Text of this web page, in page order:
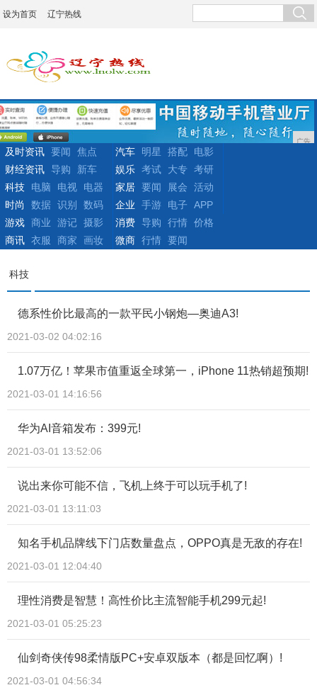
设为首页 辽宁热线
广告
及时资讯 要闻
焦点
财经资讯 导购 新车
汽车 明星 搭配
电影
娱乐 考试 大专 考研
科技
电脑 电视
电器
时尚
数据 识别 数码
家居 要闻 展会
活动
企业
手游 电子
APP
游戏 商业 游记 摄影
商讯 衣服 商家 画妆
消费 导购 行情 价格
微商 行情 要闻
科技
德系性价比最高的一款平民小钢炮—奥迪A3!
2021-03-02 04:02:16
1.07万亿！苹果市值重返全球第一，iPhone 11热销超预期!
2021-03-01 14:16:56
华为AI音箱发布：399元!
2021-03-01 13:52:06
说出来你可能不信，飞机上终于可以玩手机了!
2021-03-01 13:11:03
知名手机品牌线下门店数量盘点，OPPO真是无敌的存在!
2021-03-01 12:04:40
理性消费是智慧！高性价比主流智能手机299元起!
2021-03-01 05:25:23
仙剑奇侠传98柔情版PC+安卓双版本（都是回忆啊）!
2021-03-01 04:56:34